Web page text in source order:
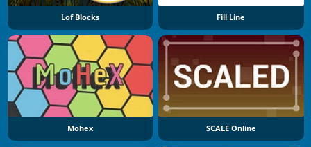
Lof Blocks Fill Line
Mohex SCALE Online